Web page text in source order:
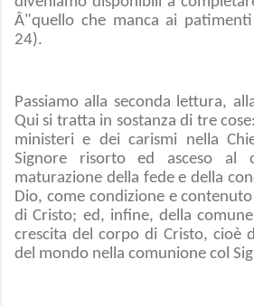
Â"quello che manca ai
24).
Passiamo alla seconda lettura,
Qui si tratta in sostanza di tre
ministeri e dei carismi nella
Signore risorto ed asceso al
maturazione della fede e della
Dio, come condizione e
di Cristo; ed, infine, della
crescita del corpo di Cristo, cioè
del mondo nella comunione col